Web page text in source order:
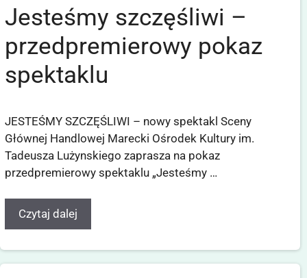
Jesteśmy szczęśliwi –
przedpremierowy pokaz
spektaklu
JESTEŚMY SZCZĘŚLIWI – nowy spektakl Sceny
Głównej Handlowej Marecki Ośrodek Kultury im.
Tadeusza Lużynskiego zaprasza na pokaz
przedpremierowy spektaklu „Jesteśmy …
Czytaj dalej